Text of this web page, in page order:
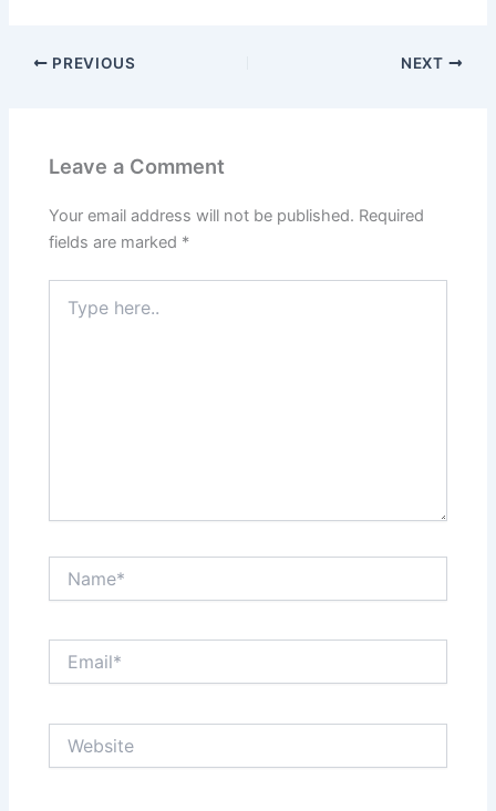
PREVIOUS NEXT
Leave a Comment
Your email address will not be published. Required
fields are marked *
here..